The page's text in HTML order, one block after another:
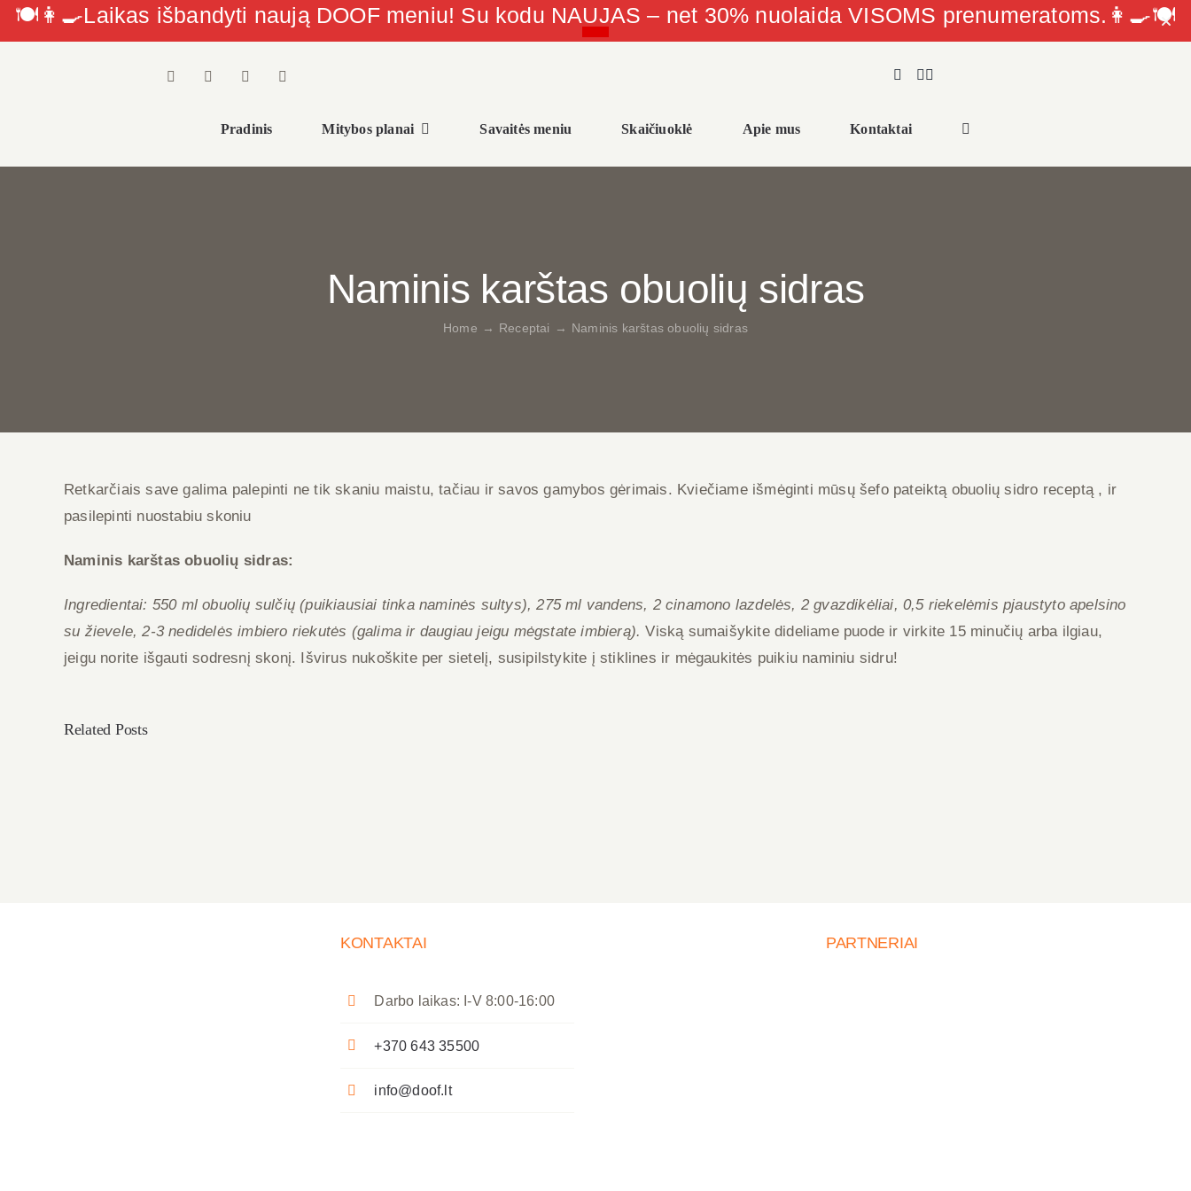
🍽👩‍🍳Laikas išbandyti naują DOOF meniu! Su kodu NAUJAS – net 30% nuolaida VISOMS prenumeratoms.👩‍🍳🍽
Pradinis Mitybos planai Savaitės meniu Skaičiuoklė Apie mus Kontaktai
Naminis karštas obuolių sidras
Home → Receptai → Naminis karštas obuolių sidras
Retkarčiais save galima palepinti ne tik skaniu maistu, tačiau ir savos gamybos gėrimais. Kviečiame išmėginti mūsų šefo pateiktą obuolių sidro receptą , ir
pasilepinti nuostabiu skoniu
Naminis karštas obuolių sidras:
Ingredientai: 550 ml obuolių sulčių (puikiausiai tinka naminės sultys), 275 ml vandens, 2 cinamono lazdelės, 2 gvazdikėliai, 0,5 riekelėmis pjaustyto apelsino
su žievele, 2-3 nedidelės imbiero riekutės (galima ir daugiau jeigu mėgstate imbierą). Viską sumaišykite dideliame puode ir virkite 15 minučių arba ilgiau,
jeigu norite išgauti sodresnį skonį. Išvirus nukoškite per sietelį, susipilstykite į stiklines ir mėgaukitės puikiu naminiu sidru!
Related Posts
KONTAKTAI
Darbo laikas: I-V 8:00-16:00
+370 643 35500
info@doof.lt
PARTNERIAI